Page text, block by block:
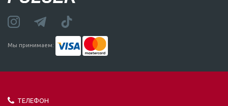
Мы принимаем:
ТЕЛЕФОН